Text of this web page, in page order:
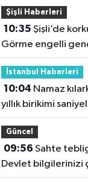
Şişli Haberleri
10:35
Görme engelli
düştü
İstanbul Haberleri
10:04
yıllık birikimi
Güncel
09:56
Devlet bilgilerinizi